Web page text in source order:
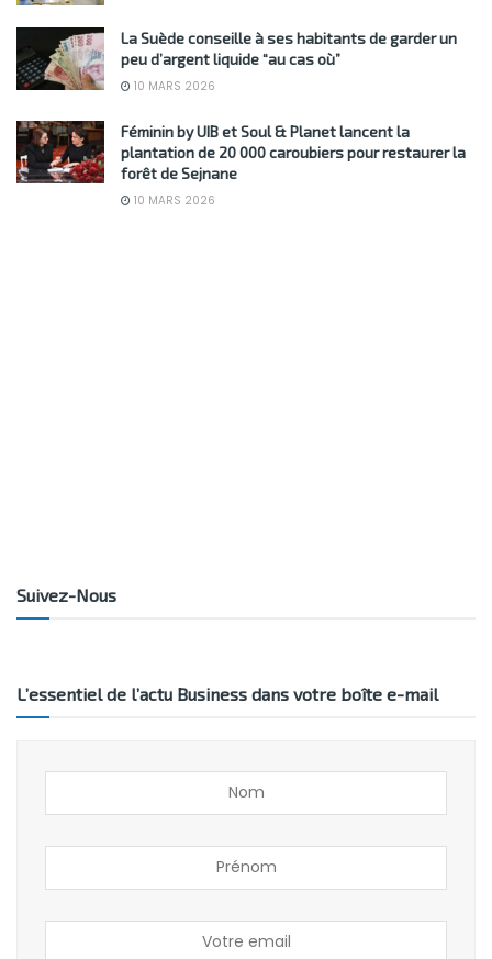
La Suède conseille à ses habitants de garder un
peu d’argent liquide “au cas où”
10 MARS 2026
Féminin by UIB et Soul & Planet lancent la
plantation de 20 000 caroubiers pour restaurer la
forêt de Sejnane
10 MARS 2026
Suivez-Nous
L’essentiel de l’actu Business dans votre boîte e-mail